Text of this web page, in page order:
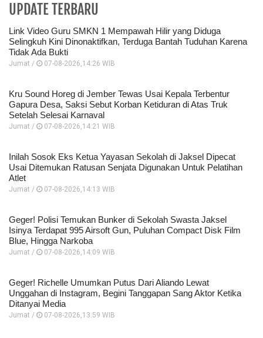
UPDATE TERBARU
Link Video Guru SMKN 1 Mempawah Hilir yang Diduga
Selingkuh Kini Dinonaktifkan, Terduga Bantah Tuduhan Karena
Tidak Ada Bukti
Jumat / 07-08-2026,14:26 WIB
Kru Sound Horeg di Jember Tewas Usai Kepala Terbentur
Gapura Desa, Saksi Sebut Korban Ketiduran di Atas Truk
Setelah Selesai Karnaval
Jumat / 07-08-2026,14:21 WIB
Inilah Sosok Eks Ketua Yayasan Sekolah di Jaksel Dipecat
Usai Ditemukan Ratusan Senjata Digunakan Untuk Pelatihan
Atlet
Jumat / 07-08-2026,14:13 WIB
Geger! Polisi Temukan Bunker di Sekolah Swasta Jaksel
Isinya Terdapat 995 Airsoft Gun, Puluhan Compact Disk Film
Blue, Hingga Narkoba
Jumat / 07-08-2026,14:09 WIB
Geger! Richelle Umumkan Putus Dari Aliando Lewat
Unggahan di Instagram, Begini Tanggapan Sang Aktor Ketika
Ditanyai Media
Jumat / 07-08-2026,13:59 WIB